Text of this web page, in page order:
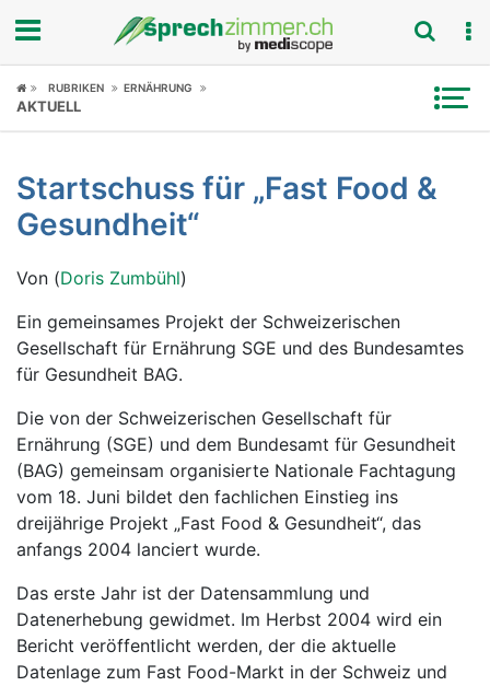
Fokus
Symptome
Ratgeber
Rubriken
RUBRIKEN ERNÄHRUNG
AKTUELL
Startschuss für „Fast Food &
Gesundheit“
Von (Doris Zumbühl)
Ein gemeinsames Projekt der Schweizerischen
Gesellschaft für Ernährung SGE und des Bundesamtes
für Gesundheit BAG.
Die von der Schweizerischen Gesellschaft für
Ernährung (SGE) und dem Bundesamt für Gesundheit
(BAG) gemeinsam organisierte Nationale Fachtagung
vom 18. Juni bildet den fachlichen Einstieg ins
dreijährige Projekt „Fast Food & Gesundheit“, das
anfangs 2004 lanciert wurde.
Das erste Jahr ist der Datensammlung und
Datenerhebung gewidmet. Im Herbst 2004 wird ein
Bericht veröffentlicht werden, der die aktuelle
Datenlage zum Fast Food-Markt in der Schweiz und